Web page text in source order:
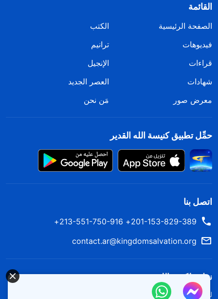
القائمة
الصفحة الرئيسية
الكتب
فيديوهات
ترانيم
قراءات
الإنجيل
شهادات
العصر الجديد
معرض صور
مَن نحن
حمِّل تطبيق كنيسة الله القدير
اتصل بنا
201-153-829-389+ 213-551-750-916+
contact.ar@kingdomsalvation.org
نزل ملكوت الله.
لقد نزلت المملكة بالفعل إلى الأرض! هل تريد دخوله؟